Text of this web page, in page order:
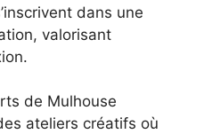
dans une
valorisant
de Mulhouse
ateliers créatifs où